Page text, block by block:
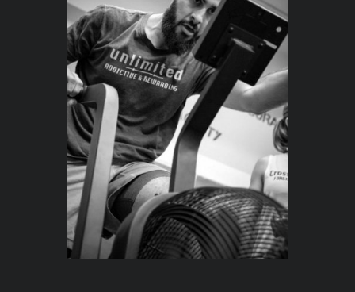
Energiebereitstellung und Laktatbildung
Zweimal pro Woche steht bei CrossFit Leipzig
Ausdauer Training in Form des Endurance-
WODs auf dem Plan. Viele von Euch besuchen
diesen Kurs mit dem Hintergedanken, eine
ganze Stunde laufend und rudernd schwitzen
zu können und jede Menge verbrannter Kalorien
hinter sich zu lassen. Das Endurance-WOD
tarnt